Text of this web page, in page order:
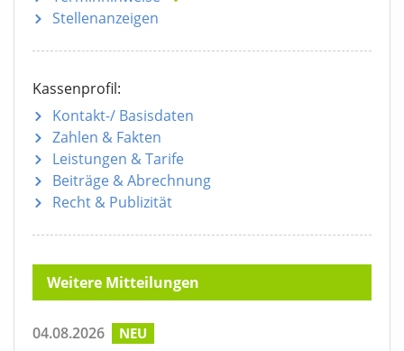
Stellenanzeigen
Kassenprofil:
Kontakt-/ Basisdaten
Zahlen & Fakten
Leistungen & Tarife
Beiträge & Abrechnung
Recht & Publizität
Weitere Mitteilungen
04.08.2026 NEU